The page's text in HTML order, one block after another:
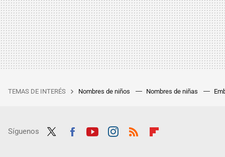
TEMAS DE INTERÉS Nombres de niños Nombres de niñas
Síguenos